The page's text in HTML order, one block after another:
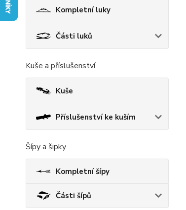
Kompletní luky
Části luků
Kuše a příslušenství
Kuše
Příslušenství ke kuším
Šípy a šipky
Kompletní šípy
Části šípů